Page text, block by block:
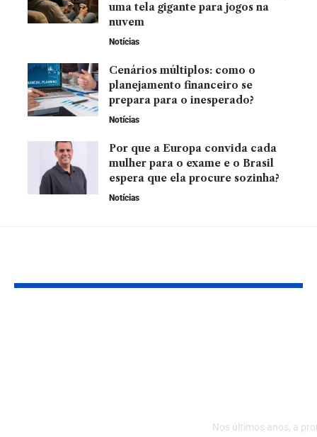
uma tela gigante para jogos na
nuvem
Notícias
Cenários múltiplos: como o
planejamento financeiro se
prepara para o inesperado?
Notícias
Por que a Europa convida cada
mulher para o exame e o Brasil
espera que ela procure sozinha?
Notícias
Nos últimos anos, a